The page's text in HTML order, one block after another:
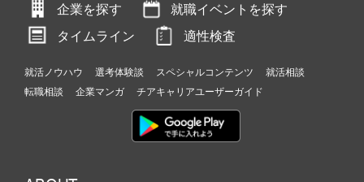
企業を探す
就職イベントを探す
タイムライン
適性検査
就活ノウハウ 選考体験談 スペシャルコンテンツ
就活相談
転職相談
企業マンガ チアキャリアユーザーガイド